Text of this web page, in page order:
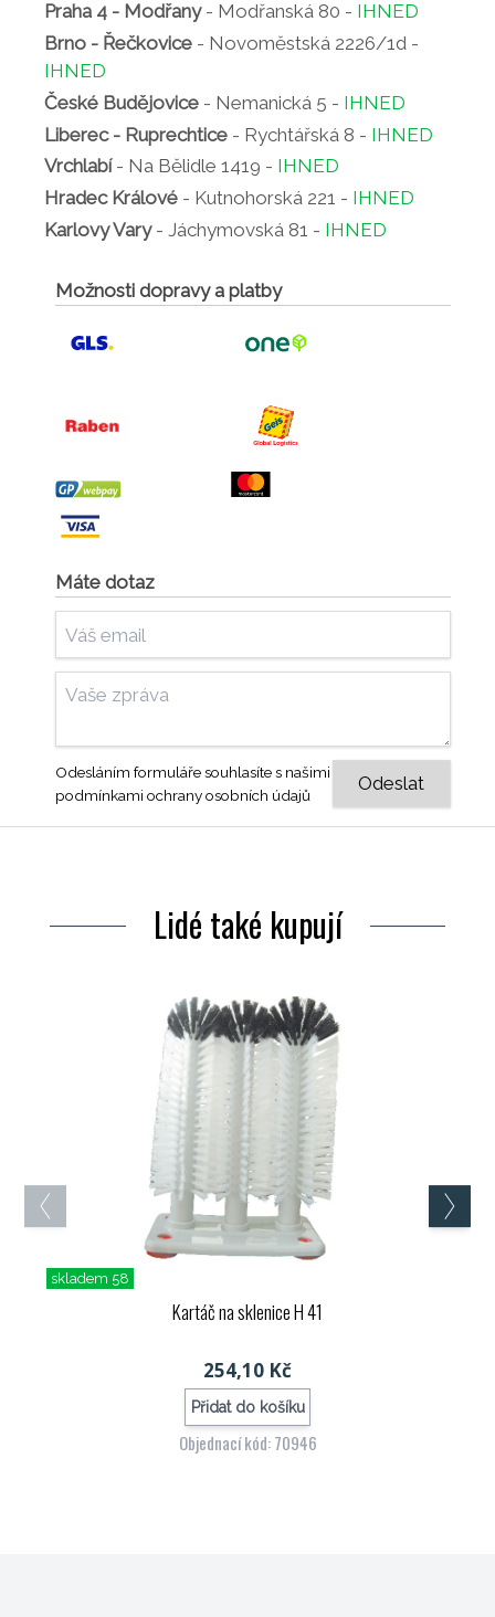
Praha 4 - Modřany- Modřanská 80 - IHNED
Brno - Řečkovice - Novoměstská 2226/1d -
IHNED
České Budějovice - Nemanická 5 - IHNED
Liberec - Ruprechtice - Rychtářská 8 - IHNED
Vrchlabí- Na Bělidle 1419 - IHNED
Hradec Králové - Kutnohorská 221 - IHNED
Karlovy Vary- Jáchymovská 81 - IHNED
Možnosti dopravy a platby
Máte dotaz
Odesláním formuláře souhlasíte s našimi
podmínkami ochrany osobních údajů
Lidé také kupují
skladem 58
Kartáč na sklenice H 41
254,10 Kč
Přidat do košíku
Objednací kód: 70946